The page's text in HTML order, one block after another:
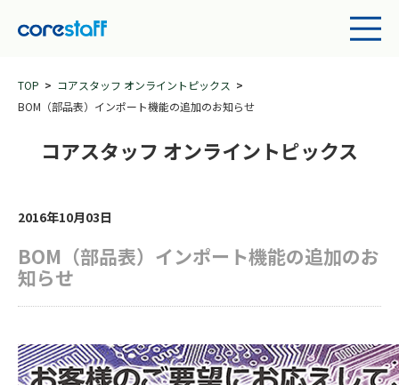
TOP
コアスタッフ オンライントピックス
BOM（部品表）インポート機能の追加のお知らせ
コアスタッフ オンライントピックス
2016年10月03日
BOM（部品表）インポート機能の追加のお
知らせ